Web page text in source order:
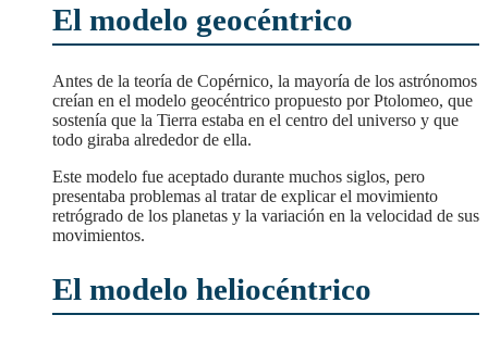
El modelo geocéntrico
Antes de la teoría de Copérnico, la mayoría de los astrónomos
creían en el modelo geocéntrico propuesto por Ptolomeo, que
sostenía que la Tierra estaba en el centro del universo y que
todo giraba alrededor de ella.
Este modelo fue aceptado durante muchos siglos, pero
presentaba problemas al tratar de explicar el movimiento
retrógrado de los planetas y la variación en la velocidad de sus
movimientos.
El modelo heliocéntrico